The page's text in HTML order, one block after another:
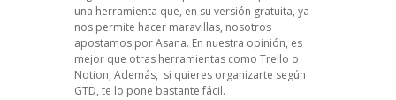
una herramienta que, en su versión gratuita, ya
nos permite hacer maravillas, nosotros
apostamos por Asana. En nuestra opinión, es
mejor que otras herramientas como Trello o
Notion, Además, si quieres organizarte según
GTD, te lo pone bastante fácil.